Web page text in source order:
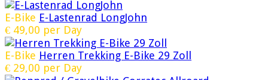
E-Bike E-Lastenrad LongJohn
€ 49,00 per Day
E-Bike Herren Trekking E-Bike 29 Zoll
€ 29,00 per Day